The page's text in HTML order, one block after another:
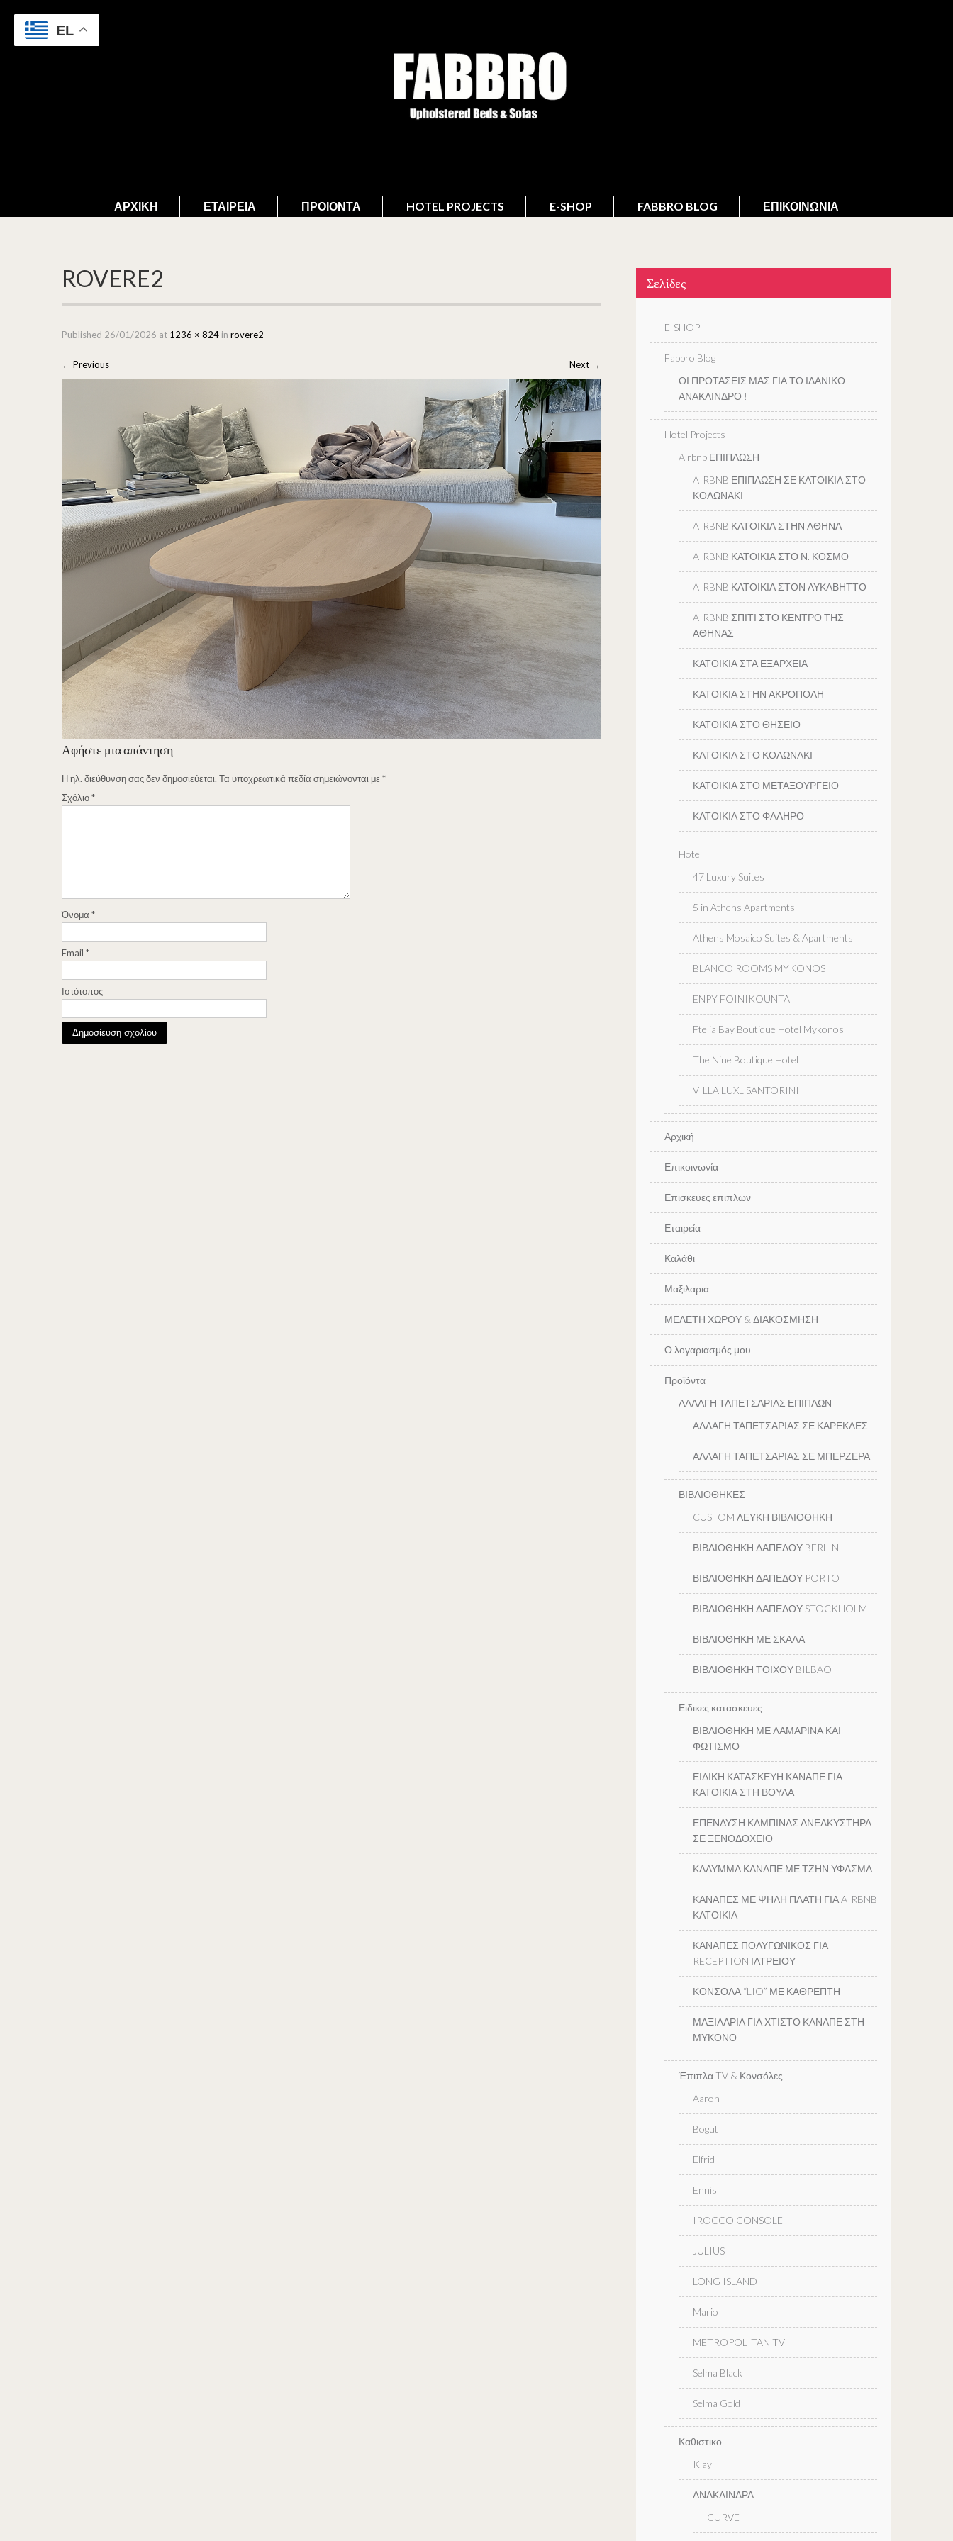
ΑΡΧΙΚΉ ΕΤΑΙΡΕΊΑ ΠΡΟΙΌΝΤΑ HOTEL PROJECTS E-SHOP FABBRO BLOG ΕΠΙΚΟΙΝΩΝΊΑ
ROVERE2
Published 26/01/2026 at 1236 × 824 in rovere2
← Previous Next →
Αφήστε μια απάντηση
Η ηλ. διεύθυνση σας δεν δημοσιεύεται. Τα υποχρεωτικά πεδία σημειώνονται με*
Σχόλιο*
Όνομα *
Email *
Ιστότοπος
Σελίδες
E-SHOP
Fabbro Blog
ΟΙ ΠΡΟΤΑΣΕΙΣ ΜΑΣ ΓΙΑ ΤΟ ΙΔΑΝΙΚΟ
ΑΝΑΚΛΙΝΔΡΟ !
Hotel Projects
Airbnb ΕΠΙΠΛΩΣΗ
AIRBNB ΕΠΙΠΛΩΣΗ ΣΕ ΚΑΤΟΙΚΙΑ ΣΤΟ
ΚΟΛΩΝΑΚΙ
AIRBNB ΚΑΤΟΙΚΙΑ ΣΤΗΝ ΑΘΗΝΑ
AIRBNB ΚΑΤΟΙΚΙΑ ΣΤΟ Ν. ΚΟΣΜΟ
AIRBNB ΚΑΤΟΙΚΙΑ ΣΤΟΝ ΛΥΚΑΒΗΤΤΟ
AIRBNB ΣΠΙΤΙ ΣΤΟ ΚΕΝΤΡΟ ΤΗΣ
ΑΘΗΝΑΣ
ΚΑΤΟΙΚΙΑ ΣΤΑ ΕΞΑΡΧΕΙΑ
ΚΑΤΟΙΚΙΑ ΣΤΗΝ ΑΚΡΟΠΟΛΗ
ΚΑΤΟΙΚΙΑ ΣΤΟ ΘΗΣΕΙΟ
ΚΑΤΟΙΚΙΑ ΣΤΟ ΚΟΛΩΝΑΚΙ
ΚΑΤΟΙΚΙΑ ΣΤΟ ΜΕΤΑΞΟΥΡΓΕΙΟ
ΚΑΤΟΙΚΙΑ ΣΤΟ ΦΑΛΗΡΟ
Hotel
47 Luxury Suites
5 in Athens Apartments
Athens Mosaico Suites & Apartments
BLANCO ROOMS MYKONOS
ENPY FOINIKOUNTA
Ftelia Bay Boutique Hotel Mykonos
The Nine Boutique Hotel
VILLA LUXL SANTORINI
Αρχική
Επικοινωνία
Επισκευες επιπλων
Εταιρεία
Καλάθι
Μαξιλαρια
ΜΕΛΕΤΗ ΧΩΡΟΥ & ΔΙΑΚΟΣΜΗΣΗ
Ο λογαριασμός μου
Προϊόντα
ΑΛΛΑΓΗ ΤΑΠΕΤΣΑΡΙΑΣ ΕΠΙΠΛΩΝ
ΑΛΛΑΓΗ ΤΑΠΕΤΣΑΡΙΑΣ ΣΕ ΚΑΡΕΚΛΕΣ
ΑΛΛΑΓΗ ΤΑΠΕΤΣΑΡΙΑΣ ΣΕ ΜΠΕΡΖΕΡΑ
ΒΙΒΛΙΟΘΗΚΕΣ
CUSTOM ΛΕΥΚΗ ΒΙΒΛΙΟΘΗΚΗ
ΒΙΒΛΙΟΘΗΚΗ ΔΑΠΕΔΟΥ BERLIN
ΒΙΒΛΙΟΘΗΚΗ ΔΑΠΕΔΟΥ PORTO
ΒΙΒΛΙΟΘΗΚΗ ΔΑΠΕΔΟΥ STOCKHOLM
ΒΙΒΛΙΟΘΗΚΗ ΜΕ ΣΚΑΛΑ
ΒΙΒΛΙΟΘΗΚΗ ΤΟΙΧΟΥ BILBAO
Ειδικες κατασκευες
ΒΙΒΛΙΟΘΗΚΗ ΜΕ ΛΑΜΑΡΙΝΑ ΚΑΙ
ΦΩΤΙΣΜΟ
ΕΙΔΙΚΗ ΚΑΤΑΣΚΕΥΗ ΚΑΝΑΠΕ ΓΙΑ
ΚΑΤΟΙΚΙΑ ΣΤΗ ΒΟΥΛΑ
ΕΠΕΝΔΥΣΗ ΚΑΜΠΙΝΑΣ ΑΝΕΛΚΥΣΤΗΡΑ
ΣΕ ΞΕΝΟΔΟΧΕΙΟ
ΚΑΛΥΜΜΑ ΚΑΝΑΠΕ ΜΕ ΤΖΗΝ ΥΦΑΣΜΑ
ΚΑΝΑΠΕΣ ΜΕ ΨΗΛΗ ΠΛΑΤΗ ΓΙΑ AIRBNB
ΚΑΤΟΙΚΙΑ
ΚΑΝΑΠΕΣ ΠΟΛΥΓΩΝΙΚΟΣ ΓΙΑ
RECEPTION ΙΑΤΡΕΙΟΥ
ΚΟΝΣΟΛΑ “LIO” ΜΕ ΚΑΘΡΕΠΤΗ
ΜΑΞΙΛΑΡΙΑ ΓΙΑ ΧΤΙΣΤΟ ΚΑΝΑΠΕ ΣΤΗ
ΜΥΚΟΝΟ
Έπιπλα TV & Κονσόλες
Aaron
Bogut
Elfrid
Ennis
IROCCO CONSOLE
JULIUS
LONG ISLAND
Mario
METROPOLITAN TV
Selma Black
Selma Gold
Καθιστικο
Klay
ΑΝΑΚΛΙΝΔΡΑ
CURVE
EL